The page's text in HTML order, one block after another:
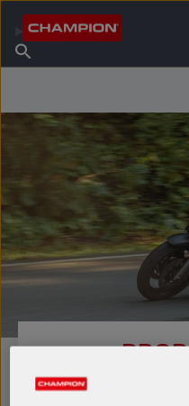
Informazioni su Champion
Trova un punto vendita